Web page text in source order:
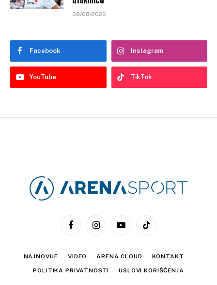
09/08/2026
Facebook Instagram
YouTube TikTok
FacebookInstagramYouTubeTikTok
NAJNOVIJE VIDEO ARENA CLOUD KONTAKT
POLITIKA PRIVATNOSTI USLOVI KORIŠĆENJA